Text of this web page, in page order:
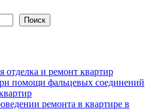
Поиск
отделка и ремонт квартир
помощи фальцевых соединений
ремонта в квартире в